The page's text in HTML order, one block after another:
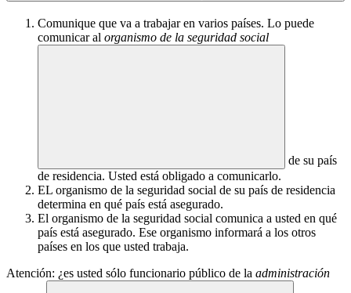
Comunique que va a trabajar en varios países. Lo puede
comunicar al organismo de la seguridad social
de su país
de residencia. Usted está obligado a comunicarlo.
EL organismo de la seguridad social de su país de residencia
determina en qué país está asegurado.
El organismo de la seguridad social comunica a usted en qué
país está asegurado. Ese organismo informará a los otros
países en los que usted trabaja.
Atención: ¿es usted sólo funcionario público de la administración